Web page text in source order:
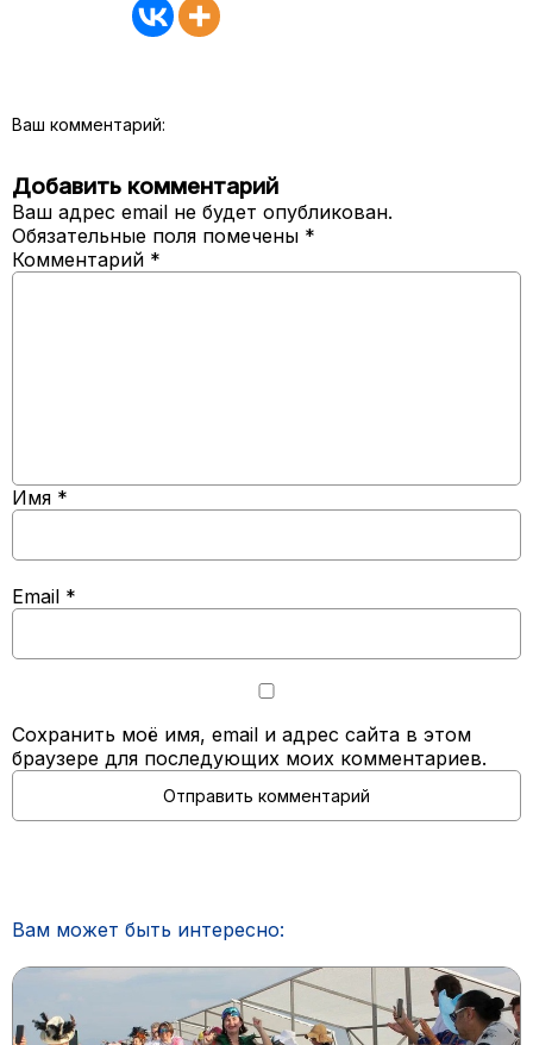
Ваш комментарий:
Добавить комментарий
Ваш адрес email не будет опубликован.
Обязательные поля помечены *
Комментарий *
Имя *
Email *
Сохранить моё имя, email и адрес сайта в этом
браузере для последующих моих комментариев.
Вам может быть интересно: